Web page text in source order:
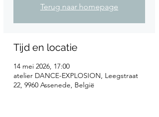
Terug naar homepage
Tijd en locatie
14 mei 2026, 17:00
atelier DANCE-EXPLOSION, Leegstraat
22, 9960 Assenede, België